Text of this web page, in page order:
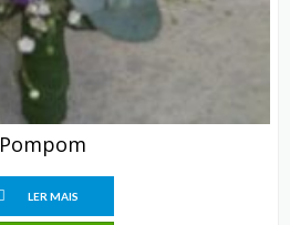
Pompom
LER MAIS